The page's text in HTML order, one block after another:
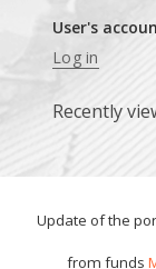
User's
Log in
Recently
Update of the
from funds